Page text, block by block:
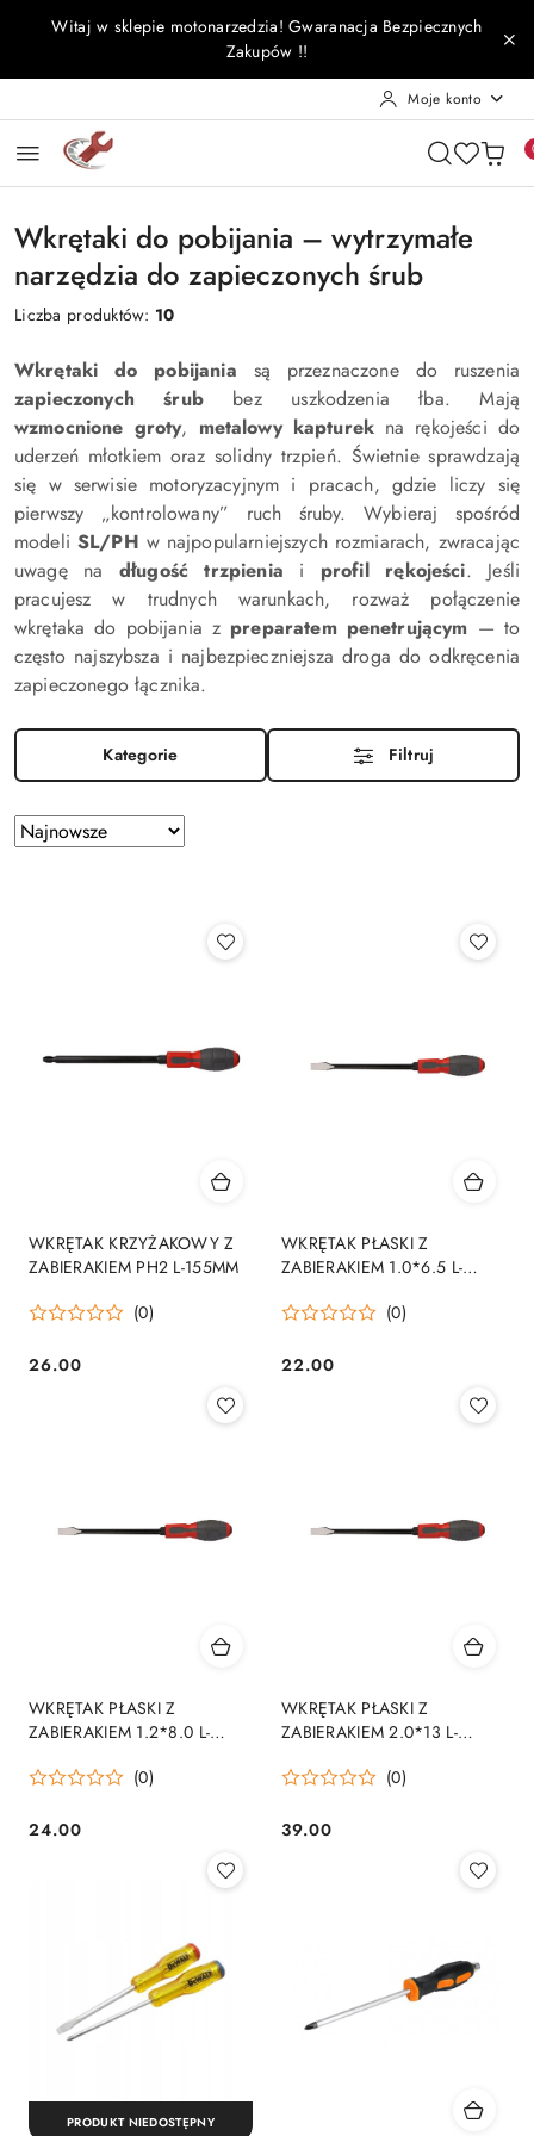
Przejdź do treści głównej
Przejdź do wyszukiwarki
Przejdź do moje konto
Przejdź do menu głównego
Przejdź do stopki
Witaj w sklepie motonarzedzia! Gwaranacja Bezpiecznych
Zakupów !!
Moje konto
Wkrętaki do pobijania – wytrzymałe
narzędzia do zapieczonych śrub
Liczba produktów: 10
Wkrętaki do pobijania są przeznaczone do ruszenia
zapieczonych śrubbez uszkodzenia łba. Mają
wzmocnione groty, metalowy kapturek na rękojeści do
uderzeń młotkiem oraz solidny trzpień. Świetnie sprawdzają
się w serwisie motoryzacyjnym i pracach, gdzie liczy się
pierwszy „kontrolowany” ruch śruby. Wybieraj spośród
modeli SL/PH w najpopularniejszych rozmiarach, zwracając
uwagę na długość trzpienia i profil rękojeści. Jeśli
pracujesz w trudnych warunkach, rozważ połączenie
wkrętaka do pobijania z preparatem penetrującym — to
często najszybsza i najbezpieczniejsza droga do odkręcenia
zapieczonego łącznika.
Kategorie Filtruj
Zastosowano
sortowanie:
Sortuj
według
WKRĘTAK KRZYŻAKOWY Z
ZABIERAKIEM PH2 L-155MM
(0)
Cena:
26.00
WKRĘTAK PŁASKI Z
ZABIERAKIEM 1.0*6.5 L-
(0)
Cena:
22.00
WKRĘTAK PŁASKI Z
ZABIERAKIEM 1.2*8.0 L-
(0)
Cena:
24.00
WKRĘTAK PŁASKI Z
ZABIERAKIEM 2.0*13 L-
(0)
Cena:
39.00
PRODUKT NIEDOSTĘPNY